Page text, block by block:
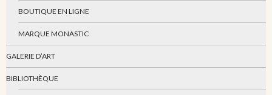
BOUTIQUE EN LIGNE
MARQUE MONASTIC
GALERIE D’ART
BIBLIOTHÈQUE